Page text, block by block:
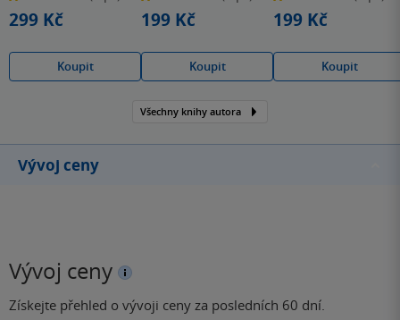
hvězdiček
299 Kč
Koupit
hvězdiček
199 Kč
Koupit
hvězdiček
199 Kč
Koupit
Všechny knihy autora
Vývoj ceny
Vývoj ceny
Získejte přehled o vývoji ceny za posledních 60 dní.